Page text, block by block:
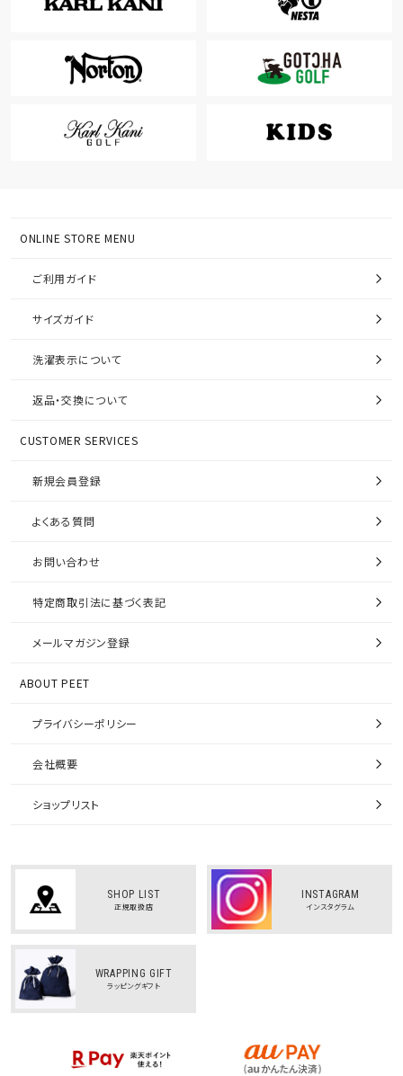
ONLINE STORE MENU
ご利用ガイド
サイズガイド
洗濯表示について
返品・交換について
CUSTOMER SERVICES
新規会員登録
よくある質問
お問い合わせ
特定商取引法に基づく表記
メールマガジン登録
ABOUT PEET
プライバシーポリシー
会社概要
ショップリスト
SHOP LIST
正規取扱店
INSTAGRAM
インスタグラム
WRAPPING GIFT
ラッピングギフト